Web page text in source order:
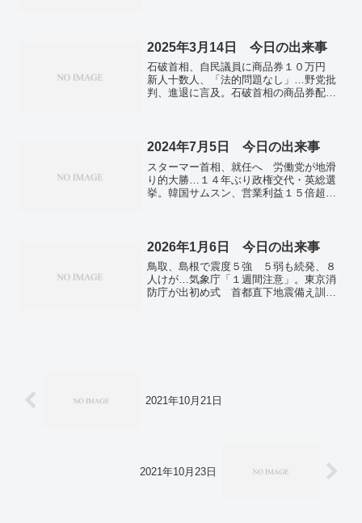
惧も。アストラ社製接種後の血栓「極め
てまれ」 EU当局が調査結果。小室圭さ
ん、結婚への思い変わらず 「誤情報を
訂正」と文書公表。ソウル・釜山両市長
選で野党勝利 文政権、さらに苦境に。
2025年3月14日 今日の出来事
石破首相、自民議員に商品券１０万円
新人十数人、「法的問題なし」…野党批
判、進退に言及。石破首相の商品券配
５％超…２５年春闘。備蓄米の初回入
ロシア、米国の停戦案に難色 「ウクラ
イナ軍の休息でしかない」。ゼレンスキ
ー大統領、プーチン氏は「戦争を続けた
想外ペースで上昇 ２４年に５・９ミ
リ、ＮＡＳＡ。
2024年7月5日 今日の出来事
スターマー首相、就任へ 労働党が地滑
り的大勝…１４年ぶり政権交代・英総選
挙。韓国サムスン、営業利益１５倍超
スは２カ月ぶり。
2026年1月6日 今日の出来事
鳥取、島根で震度５強 ５弱も続発、８
人けが…気象庁「１週間注意」。東京消
防庁が出初め式 首都直下地震備え訓
経平均株価、最高値を更新 終値5万2518
円 米の株高受け。中部電の審査不正、
2021年10月21日
2021年10月23日